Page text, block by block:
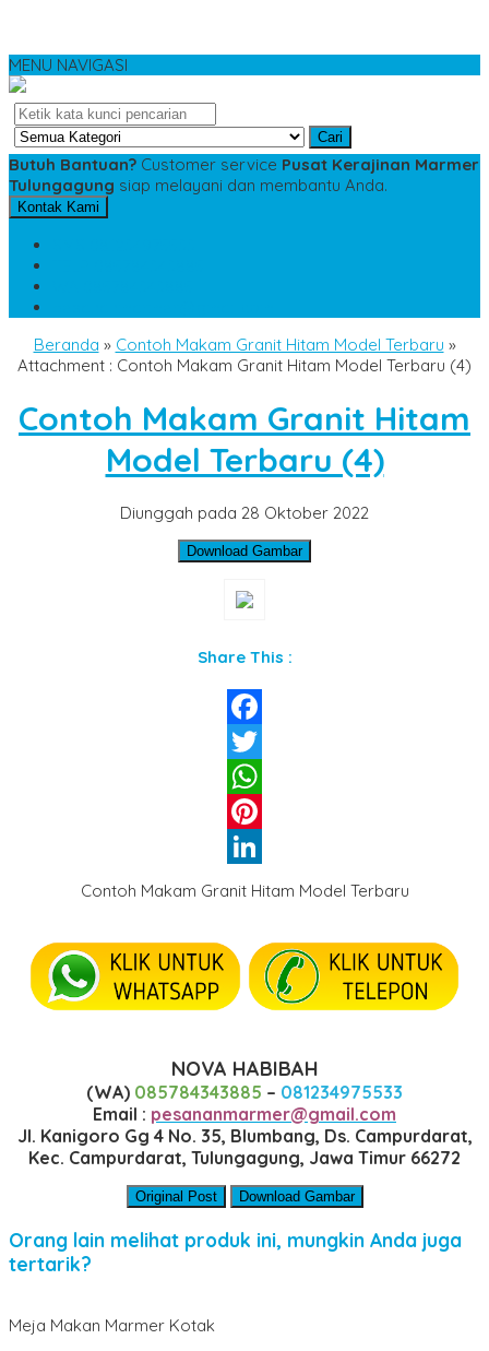
MENU NAVIGASI
Cari
Butuh Bantuan? Customer service Pusat Kerajinan Marmer
Tulungagung siap melayani dan membantu Anda.
Kontak Kami
Beranda » Contoh Makam Granit Hitam Model Terbaru »
Attachment : Contoh Makam Granit Hitam Model Terbaru (4)
Contoh Makam Granit Hitam
Model Terbaru (4)
Diunggah pada 28 Oktober 2022
Download Gambar
Share This :
Facebook
Twitter
WhatsApp
Pinterest
LinkedIn
Contoh Makam Granit Hitam Model Terbaru
NOVA HABIBAH
(WA) 085784343885 – 081234975533
Email : pesananmarmer@gmail.com
Jl. Kanigoro Gg 4 No. 35, Blumbang, Ds. Campurdarat,
Kec. Campurdarat, Tulungagung, Jawa Timur 66272
Original Post Download Gambar
Orang lain melihat produk ini, mungkin Anda juga
tertarik?
Meja Makan Marmer Kotak